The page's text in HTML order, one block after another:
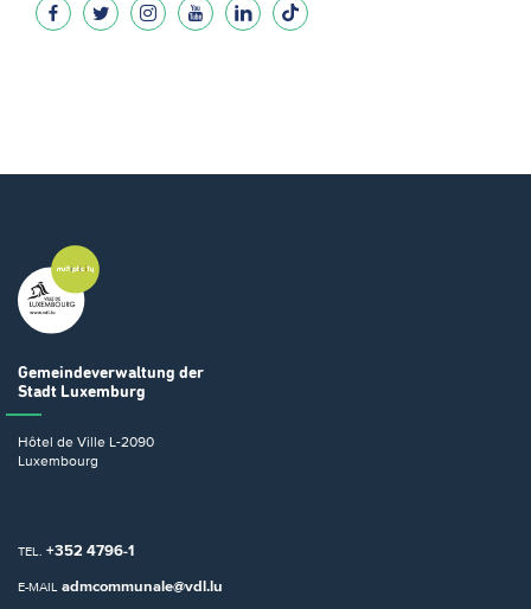
Gemeindeverwaltung der
Stadt Luxemburg
Hôtel de Ville L-2090
Luxembourg
TEL. +352 4796-1
E-MAIL admcommunale@vdl.lu